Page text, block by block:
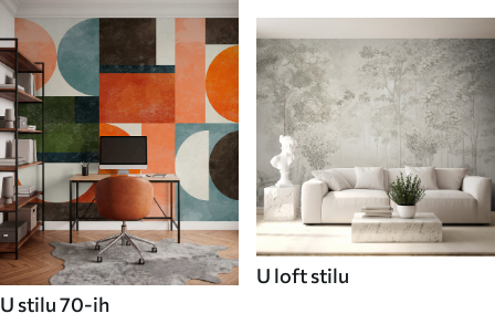
U stilu 70-ih
U loft stilu